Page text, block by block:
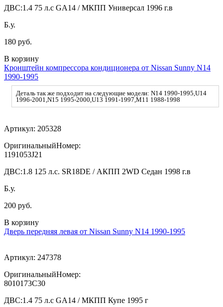
ДВС:1.4 75 л.с GA14 / МКПП Универсал 1996 г.в
Б.у.
180 руб.
В корзину
Кронштейн компрессора кондиционера от Nissan Sunny N14
1990-1995
Деталь так же подходит на следующие модели: N14 1990-1995,U14
1996-2001,N15 1995-2000,U13 1991-1997,M11 1988-1998
Артикул: 205328
ОригинальныйНомер:
1191053J21
ДВС:1.8 125 л.с. SR18DE / АКПП 2WD Седан 1998 г.в
Б.у.
200 руб.
В корзину
Дверь передняя левая от Nissan Sunny N14 1990-1995
Артикул: 247378
ОригинальныйНомер:
8010173C30
ДВС:1.4 75 л.с GA14 / МКПП Купе 1995 г